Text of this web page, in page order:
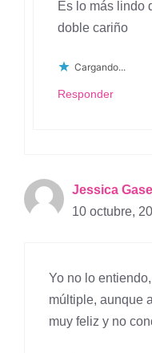
Es lo más lindo
doble cariño
Cargando...
Responder
Jessica
10 octubre,
Yo no lo
múltiple, aunque
muy feliz y no